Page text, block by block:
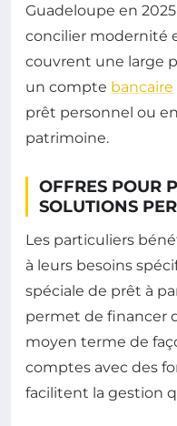
Guadeloupe en
concilier modernité
couvrent une large
un compte bancaire
prêt personnel ou
patrimoine.
OFFRES POUR
SOLUTIONS
Les particuliers
à leurs besoins
spéciale de prêt à
permet de financer
moyen terme de
comptes avec des
facilitent la gestion